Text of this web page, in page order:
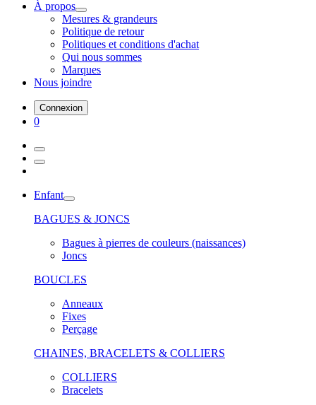
À propos
Mesures & grandeurs
Politique de retour
Politiques et conditions d'achat
Qui nous sommes
Marques
Nous joindre
Connexion
0
Enfant
BAGUES & JONCS
Bagues à pierres de couleurs (naissances)
Joncs
BOUCLES
Anneaux
Fixes
Perçage
CHAINES, BRACELETS & COLLIERS
COLLIERS
Bracelets